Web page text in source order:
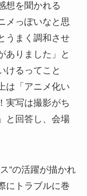
想を聞かれる
メっぽいなと思
うまく調和させ
ありました」と
けるってこと
は「アニメ化い
実写は撮影がち
と回答し、会場
”の活躍が描かれ
にトラブルに巻